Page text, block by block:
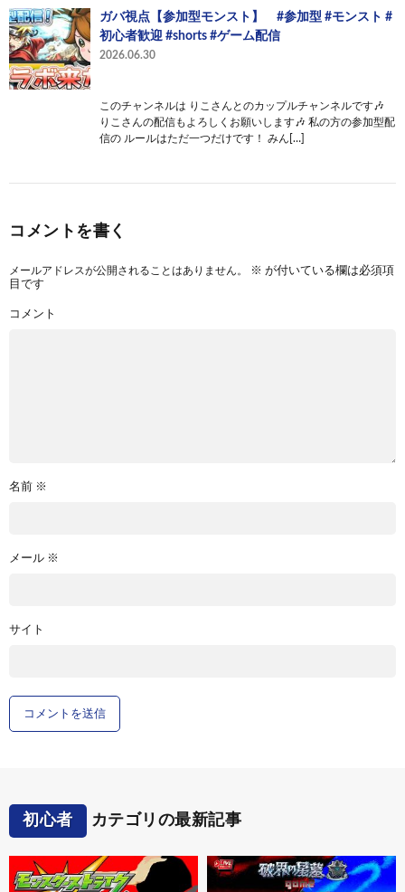
ガバ視点【参加型モンスト】 #参加型 #モンスト #
初心者歓迎 #shorts #ゲーム配信
2026.06.30
このチャンネルは りこさんとのカップルチャンネルです🎶
りこさんの配信もよろしくお願いします🎶 私の方の参加型配
信の ルールはただ一つだけです！ みん[…]
コメントを書く
メールアドレスが公開されることはありません。 ※ が付いている欄は必須項
目です
コメント
名前 ※
メール ※
サイト
初心者 カテゴリの最新記事